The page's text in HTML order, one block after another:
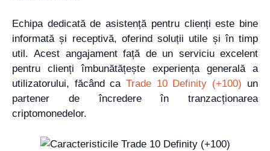
Echipa dedicată de asistență pentru clienți este bine
informată și receptivă, oferind soluții utile și în timp
util. Acest angajament față de un serviciu excelent
pentru clienți îmbunătățește experiența generală a
utilizatorului, făcând ca Trade 10 Definity (+100) un
partener de încredere în tranzacționarea
criptomonedelor.